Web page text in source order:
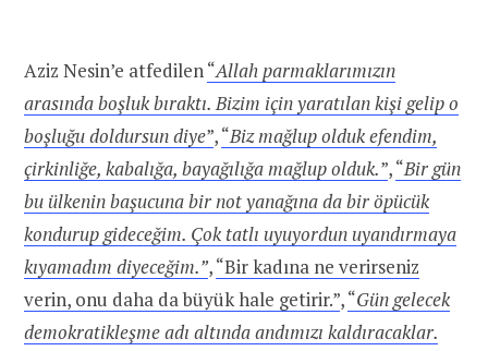
Aziz Nesin’e atfedilen“Allah parmaklarımızın
arasında boşluk bıraktı. Bizim için yaratılan kişi gelip o
boşluğu doldursun diye”,“Biz mağlup olduk efendim,
çirkinliğe, kabalığa, bayağılığa mağlup olduk.”,“Bir gün
bu ülkenin başucuna bir not yanağına da bir öpücük
kondurup gideceğim. Çok tatlı uyuyordun uyandırmaya
kıyamadım diyeceğim.”,“Bir kadına ne verirseniz
verin, onu daha da büyük hale getirir.”,“Gün gelecek
demokratikleşme adı altında andımızı kaldıracaklar.